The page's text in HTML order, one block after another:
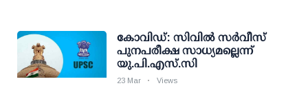
കോവിഡ്: സിവില്‍ സര്‍വീസ്
പുനപരീക്ഷ സാധ്യമല്ലെന്ന്
യു.പി.എസ്.സി
23 Mar Views